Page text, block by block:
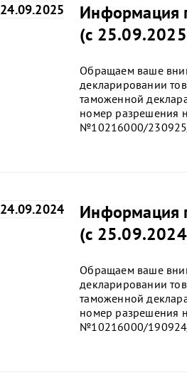
24.09.2025
Информация
(с
Обращаем ваше
декларировании
таможенной
номер разрешения
№10216000/
24.09.2024
Информация
(с
Обращаем ваше
декларировании
таможенной
номер разрешения
№10216000/